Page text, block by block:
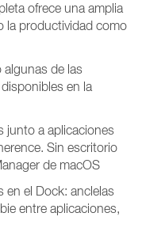
ofrece una amplia
la productividad como
algunas de las
en la
junto a aplicaciones
Sin escritorio
de macOS
en el Dock: anclelas
entre aplicaciones,